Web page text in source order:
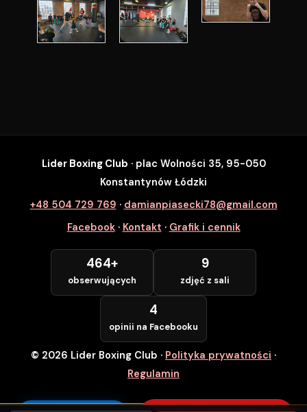
SZYBKI ZAPIS
Zapisz się na wybrane zajęcia
Numer Telefonu *
POTWIERDZAM — WCHODZĘ ZA
DARMO
Lider Boxing Club · plac Wolności 35, 95-050
Konstantynów Łódzki
+48 504 729 769 · damianpiasecki78@gmail.com
Facebook· Kontakt · Grafik i cennik
464+
obserwujących
9
zdjęć z sali
4
opinii na Facebooku
© 2026 Lider Boxing Club · Polityka prywatności ·
Regulamin